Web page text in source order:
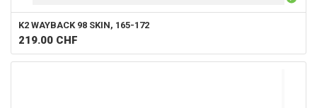
K2 WAYBACK 98 SKIN, 165-172
219.00 CHF